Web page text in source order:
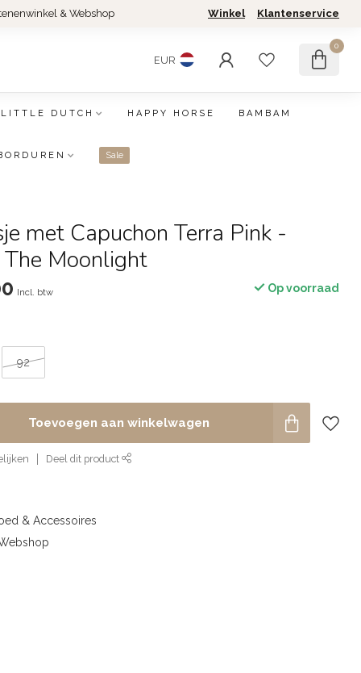
& Webshop Winkel Klantenservice
EUR
0
LITTLE DUTCH HAPPY HORSE BAMBAM
Sale
met Capuchon Terra Pink -
Moonlight
Incl. btw Op voorraad
92
Toevoegen aan winkelwagen
Deel dit product
& Accessoires